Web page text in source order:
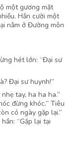
một gương mặt
Hắn cười một
nằm ở Đường môn
hét lớn: “Đại sư
Đại sư huynh!”
tay, ha ha ha.”
đừng khóc.” Tiêu
có ngày gặp lại.”
“Gặp lại tại